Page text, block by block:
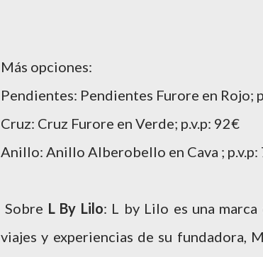
Más opciones:
Pendientes: Pendientes Furore en Rojo;
Cruz: Cruz Furore en Verde; p.v.p: 92€
Anillo: Anillo Alberobello en Cava ; p.v.p:
Sobre L By Lilo: L by Lilo es una
viajes y experiencias de su fundadora,